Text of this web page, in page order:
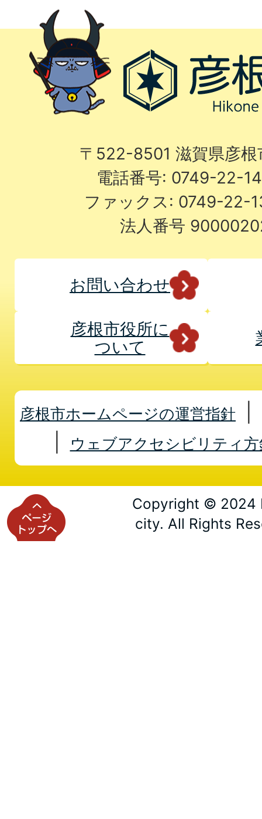
〒522-8501 滋賀県彦
電話番号: 0749-22-
ファックス: 0749-22-
法人番号
お問い合わせ
彦根市役所に
ついて
彦根市ホームページの運営指針
ウェブアクセシビリティ方
Copyright © 2024
city. All Rights